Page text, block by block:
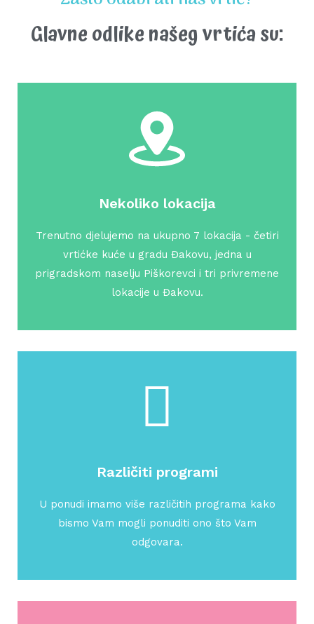
Glavne odlike našeg vrtića su:
Nekoliko lokacija
Trenutno djelujemo na ukupno 7 lokacija - četiri
vrtićke kuće u gradu Đakovu, jedna u
prigradskom naselju Piškorevci i tri privremene
lokacije u Đakovu.
Različiti programi
U ponudi imamo više različitih programa kako
bismo Vam mogli ponuditi ono što Vam
odgovara.